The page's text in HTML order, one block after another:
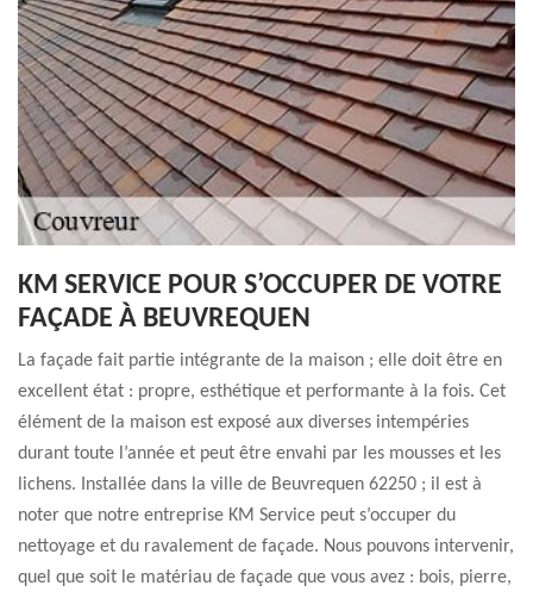
KM SERVICE POUR S’OCCUPER DE VOTRE
FAÇADE À BEUVREQUEN
La façade fait partie intégrante de la maison ; elle doit être en
excellent état : propre, esthétique et performante à la fois. Cet
élément de la maison est exposé aux diverses intempéries
durant toute l’année et peut être envahi par les mousses et les
lichens. Installée dans la ville de Beuvrequen 62250 ; il est à
noter que notre entreprise KM Service peut s’occuper du
nettoyage et du ravalement de façade. Nous pouvons intervenir,
quel que soit le matériau de façade que vous avez : bois, pierre,